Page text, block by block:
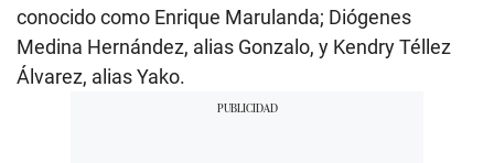
conocido como Enrique Marulanda; Diógenes
Medina Hernández, alias Gonzalo, y Kendry Téllez
Álvarez, alias Yako.